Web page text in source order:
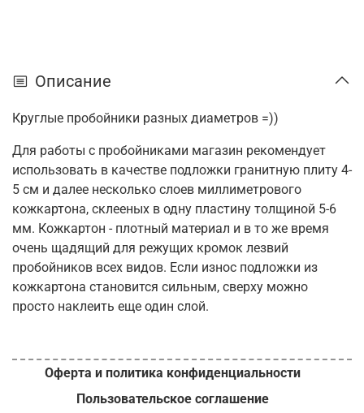
Описание
Круглые пробойники разных диаметров =))
Для работы с пробойниками магазин рекомендует
использовать в качестве подложки гранитную плиту 4-
5 см и далее несколько слоев миллиметрового
кожкартона, склееных в одну пластину толщиной 5-6
мм. Кожкартон - плотный материал и в то же время
очень щадящий для режущих кромок лезвий
пробойников всех видов. Если износ подложки из
кожкартона становится сильным, сверху можно
просто наклеить еще один слой.
Оферта и политика конфиденциальности
Пользовательское соглашение